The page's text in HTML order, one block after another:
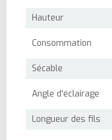
Hauteur
Consommation
Sécable
Angle d'éclairage
Longueur des fils